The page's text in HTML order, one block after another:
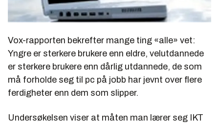
Vox-rapporten bekrefter mange ting «alle» vet:
Yngre er sterkere brukere enn eldre, velutdannede
er sterkere brukere enn dårlig utdannede, de som
må forholde seg til pc på jobb har jevnt over flere
ferdigheter enn dem som slipper.
Undersøkelsen viser at måten man lærer seg IKT